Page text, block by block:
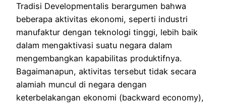
Tradisi Developmentalis berargumen bahwa
beberapa aktivitas ekonomi, seperti industri
manufaktur dengan teknologi tinggi, lebih baik
dalam mengaktivasi suatu negara dalam
mengembangkan kapabilitas produktifnya.
Bagaimanapun, aktivitas tersebut tidak secara
alamiah muncul di negara dengan
keterbelakangan ekonomi (backward economy),